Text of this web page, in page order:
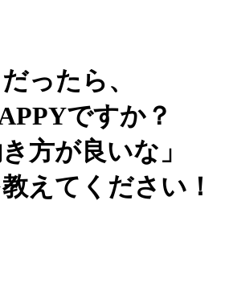
ったら、
ですか？
方が良いな」
えてください！